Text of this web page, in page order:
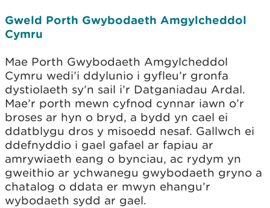
Gweld Porth Gwybodaeth Amgylcheddol
Cymru
Mae Porth Gwybodaeth Amgylcheddol
Cymru wedi’i ddylunio i gyfleu’r gronfa
dystiolaeth sy’n sail i’r Datganiadau Ardal.
Mae’r porth mewn cyfnod cynnar iawn o’r
broses ar hyn o bryd, a bydd yn cael ei
ddatblygu dros y misoedd nesaf. Gallwch ei
ddefnyddio i gael gafael ar fapiau ar
amrywiaeth eang o bynciau, ac rydym yn
gweithio ar ychwanegu gwybodaeth gryno a
chatalog o ddata er mwyn ehangu’r
wybodaeth sydd ar gael.